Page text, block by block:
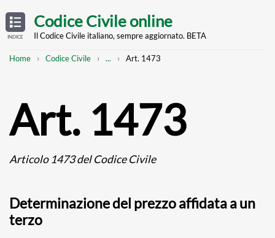
TABLE
OF
CONTENTS
INDICE
main
Codice Civile online
Il Codice Civile italiano, sempre aggiornato. BETA
Breadcrumb
Home Codice Civile
Mostra
... Art. 1473
Art. 1473
Articolo 1473 del Codice Civile
Determinazione del prezzo affidata a un
terzo